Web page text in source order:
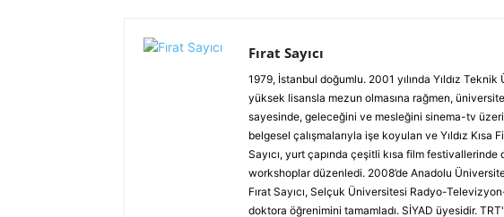
Fırat Sayıcı
1979, İstanbul doğumlu. 2001 yılında Yıldız
yüksek lisansla mezun olmasına rağmen, üniversite
sayesinde, geleceğini ve mesleğini sinema-tv
belgesel çalışmalarıyla işe koyulan ve Yıldız Kısa
Sayıcı, yurt çapında çeşitli kısa film
workshoplar düzenledi. 2008’de Anadolu
Fırat Sayıcı, Selçuk Üniversitesi Radyo-
doktora öğrenimini tamamladı. SİYAD üyesidir.